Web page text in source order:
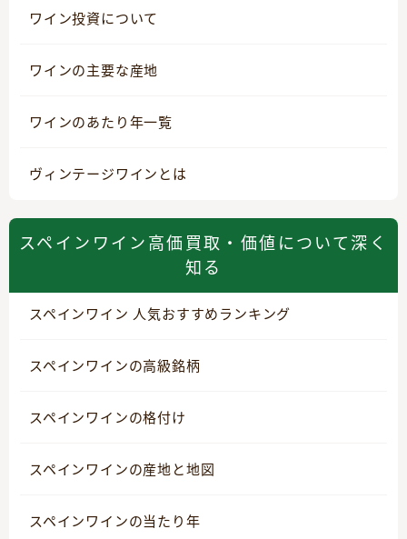
ワイン投資について
ワインの主要な産地
ワインのあたり年一覧
ヴィンテージワインとは
スペインワイン高価買取・価値について深く
知る
スペインワイン 人気おすすめランキング
スペインワインの高級銘柄
スペインワインの格付け
スペインワインの産地と地図
スペインワインの当たり年